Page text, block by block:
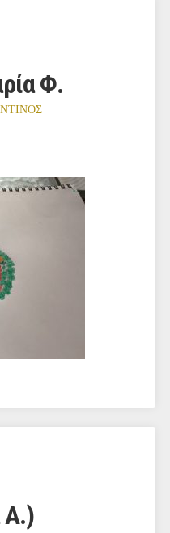
Φ.
Α.)